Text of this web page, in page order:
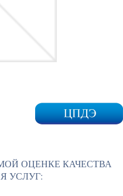
ОЦЕНКЕ КАЧЕСТВА
УСЛУГ: